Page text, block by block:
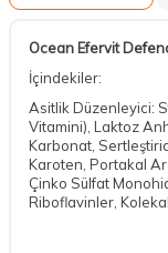
Ocean Efervit
İçindekiler:
Asitlik Düzenleyici:
Vitamini), Laktoz
Karbonat,
Karoten, Portakal
Çinko Sülfat
Riboflavinler,